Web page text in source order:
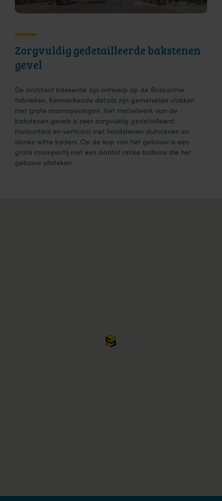
Zorgvuldig gedetailleerde bakstenen
gevel
De architect baseerde zijn ontwerp op de Brabantse
fabrieken. Kenmerkende details zijn gemetselde vlakken
met grote raamopeningen. Het metselwerk van de
bakstenen gevels is zeer zorgvuldig gedetailleerd:
horizontaal en verticaal met hardstenen sluitstenen en
slanke witte kaders. Op de kop van het gebouw is een
grote raampartij met een aantal ranke balkons die het
gebouw uitsteken